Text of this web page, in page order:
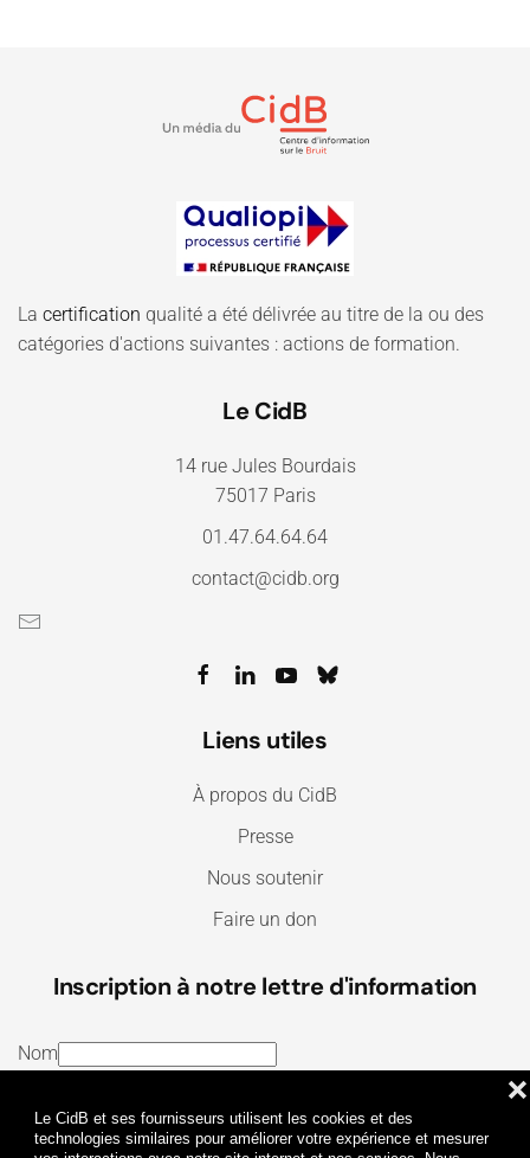
Le CidB et ses fournisseurs utilisent les cookies et des
technologies similaires pour améliorer votre expérience et mesurer
❌
La certification qualité a été délivrée au titre de la ou des
catégories d'actions suivantes : actions de formation.
Le CidB
14 rue Jules Bourdais
75017 Paris
01.47.64.64.64
contact@cidb.org
Liens utiles
À propos du CidB
Presse
Nous soutenir
Faire un don
Inscription à notre lettre d'information
Nom
J’ai lu et j’accepte lesTermes et conditionset la